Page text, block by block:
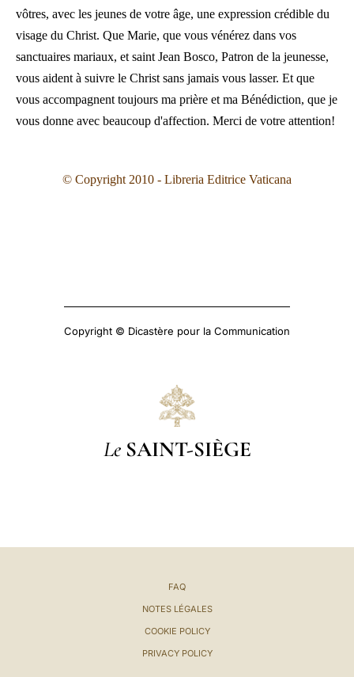
vôtres, avec les jeunes de votre âge, une expression crédible du
visage du Christ. Que Marie, que vous vénérez dans vos
sanctuaires mariaux, et saint Jean Bosco, Patron de la jeunesse,
vous aident à suivre le Christ sans jamais vous lasser. Et que
vous accompagnent toujours ma prière et ma Bénédiction, que je
vous donne avec beaucoup d'affection. Merci de votre attention!
© Copyright 2010 - Libreria Editrice Vaticana
Copyright © Dicastère pour la Communication
Le SAINT-SIÈGE
FAQ
NOTES LÉGALES
COOKIE POLICY
PRIVACY POLICY